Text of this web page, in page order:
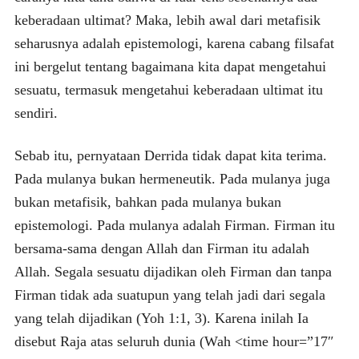
keberadaan ultimat? Maka, lebih awal dari metafisik
seharusnya adalah epistemologi, karena cabang filsafat
ini bergelut tentang bagaimana kita dapat mengetahui
sesuatu, termasuk mengetahui keberadaan ultimat itu
sendiri.
Sebab itu, pernyataan Derrida tidak dapat kita terima.
Pada mulanya bukan hermeneutik. Pada mulanya juga
bukan metafisik, bahkan pada mulanya bukan
epistemologi. Pada mulanya adalah Firman. Firman itu
bersama-sama dengan Allah dan Firman itu adalah
Allah. Segala sesuatu dijadikan oleh Firman dan tanpa
Firman tidak ada suatupun yang telah jadi dari segala
yang telah dijadikan (Yoh 1:1, 3). Karena inilah Ia
disebut Raja atas seluruh dunia (Wah <time hour=”17″